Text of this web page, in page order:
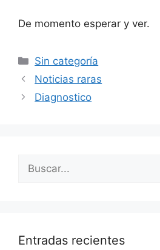
De momento esperar y ver.
Categorías
Sin categoría
Noticias raras
Diagnostico
Buscar:
Entradas recientes